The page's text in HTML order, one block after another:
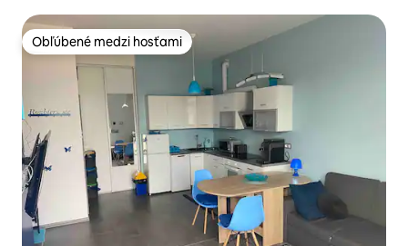
Obľúbené medzi hosťami
Obľúbené medzi hosťami